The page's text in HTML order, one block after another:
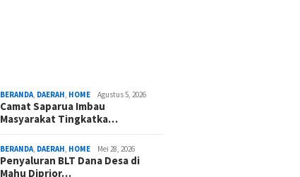
BERANDA DAERAH HOME Agustus 5, 2026
Camat Saparua Imbau
Masyarakat Tingkatka…
BERANDA DAERAH HOME Mei 28, 2026
Penyaluran BLT Dana Desa di
Mahu Diprior…